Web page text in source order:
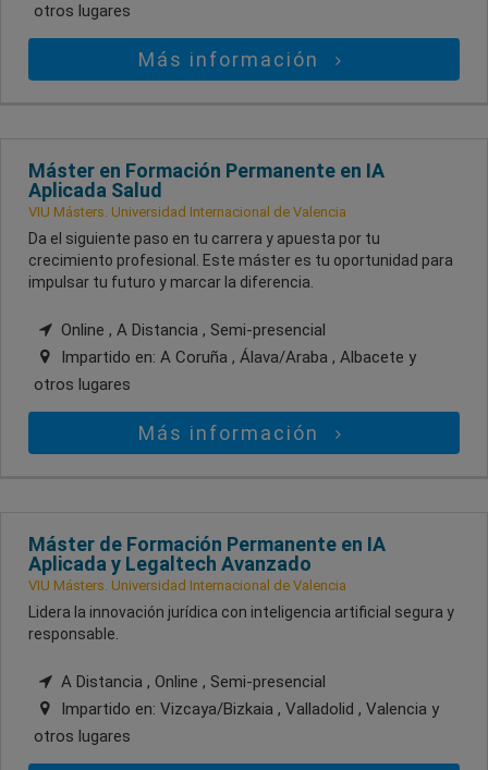
otros lugares
Más información
Máster en Formación Permanente en IA
Aplicada Salud
VIU Másters. Universidad Internacional de Valencia
Da el siguiente paso en tu carrera y apuesta por tu
crecimiento profesional. Este máster es tu oportunidad para
impulsar tu futuro y marcar la diferencia.
Online , A Distancia , Semi-presencial
Impartido en: A Coruña , Álava/Araba , Albacete y
otros lugares
Más información
Máster de Formación Permanente en IA
Aplicada y Legaltech Avanzado
VIU Másters. Universidad Internacional de Valencia
Lidera la innovación jurídica con inteligencia artificial segura y
responsable.
A Distancia , Online , Semi-presencial
Impartido en: Vizcaya/Bizkaia , Valladolid , Valencia y
otros lugares